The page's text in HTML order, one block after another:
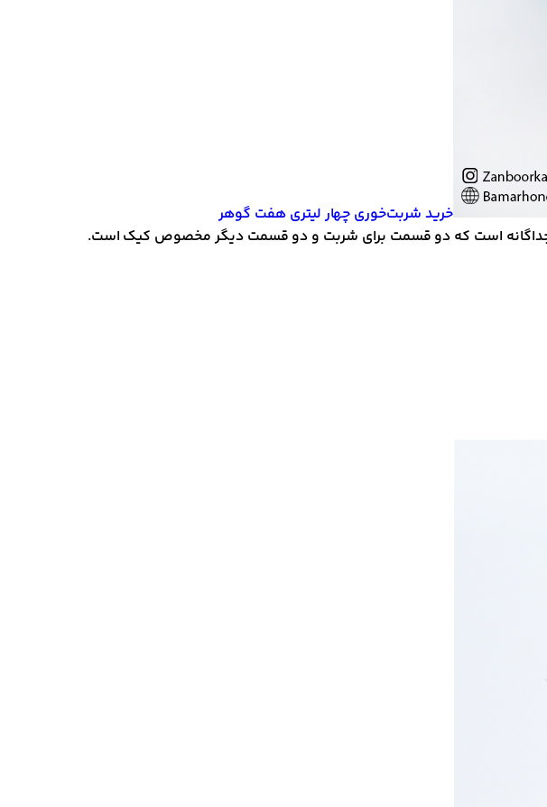
خرید شربت‌خوری چهار لیتری هفت گوهر
است که دو قسمت برای شربت و دو قسمت دیگر مخصوص کیک است.